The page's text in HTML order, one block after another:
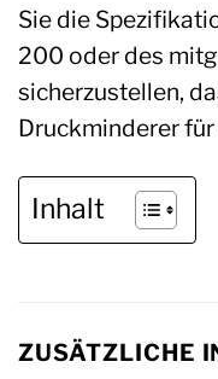
Sie die
200 oder des
sicherzustellen,
Druckminderer
Inhalt
ZUSÄTZLICHE